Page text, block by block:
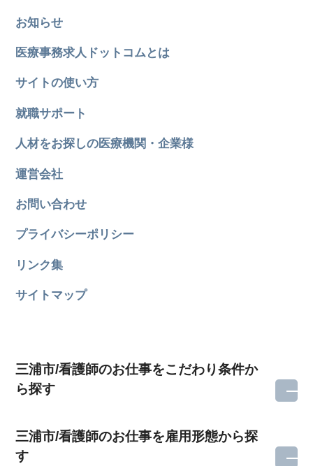
お知らせ
医療事務求人ドットコムとは
サイトの使い方
就職サポート
人材をお探しの医療機関・企業様
運営会社
お問い合わせ
プライバシーポリシー
リンク集
サイトマップ
三浦市/看護師のお仕事をこだわり条件か
ら探す
三浦市/看護師のお仕事を雇用形態から探
す